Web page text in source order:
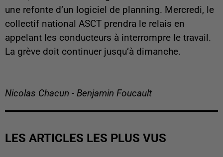
une refonte d’un logiciel de planning. Mercredi, le
collectif national ASCT prendra le relais en
appelant les conducteurs à interrompre le travail.
La grève doit continuer jusqu’à dimanche.
Nicolas Chacun - Benjamin Foucault
LES ARTICLES LES PLUS VUS